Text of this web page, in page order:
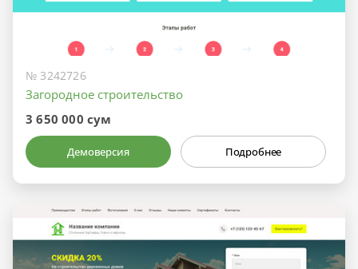
№ 3242726
Загородное строительство
3 650 000 сум
Демоверсия Подробнее